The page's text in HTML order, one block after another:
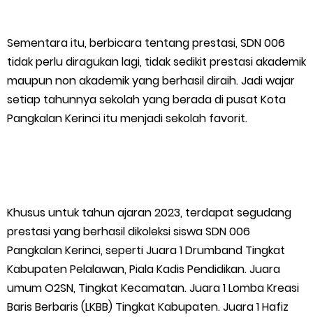
MerantiMERANTI –
Friday, 7 August
Sementara itu, berbicara tentang prestasi, SDN 006
tidak perlu diragukan lagi, tidak sedikit prestasi akademik
maupun non akademik yang berhasil diraih. Jadi wajar
setiap tahunnya sekolah yang berada di pusat Kota
Pangkalan Kerinci itu menjadi sekolah favorit.
Khusus untuk tahun ajaran 2023, terdapat segudang
prestasi yang berhasil dikoleksi siswa SDN 006
Pangkalan Kerinci, seperti Juara 1 Drumband Tingkat
Kabupaten Pelalawan, Piala Kadis Pendidikan. Juara
umum O2SN, Tingkat Kecamatan. Juara 1 Lomba Kreasi
Baris Berbaris (LKBB) Tingkat Kabupaten. Juara 1 Hafiz